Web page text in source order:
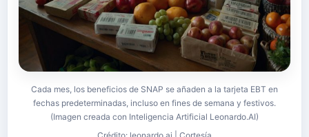
Cada mes, los beneficios de SNAP se añaden a la tarjeta EBT en
fechas predeterminadas, incluso en fines de semana y festivos.
(Imagen creada con Inteligencia Artificial Leonardo.AI)